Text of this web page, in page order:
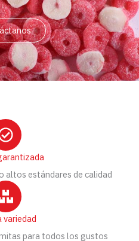
altos estándares de calidad
variedad
para todos los gustos